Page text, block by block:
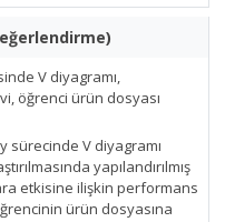
V diyagramı,
öğrenci ürün dosyası
sürecinde V diyagramı
yapılandırılmış
etkisine ilişkin performans
ürün dosyasına